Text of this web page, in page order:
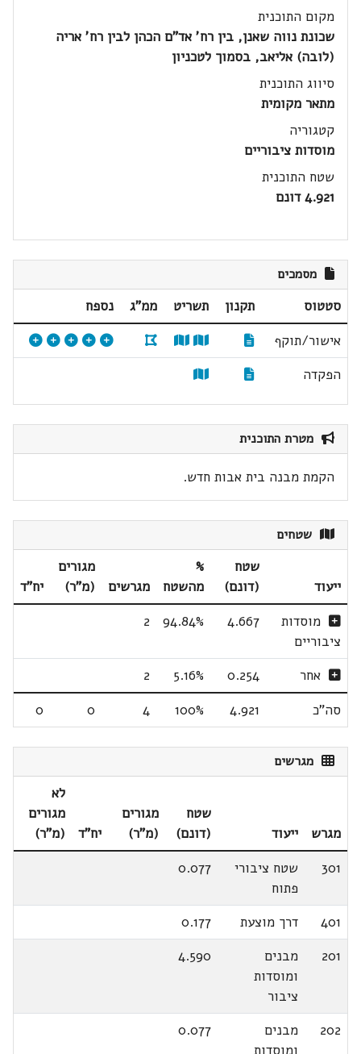
מקום התוכנית
שכונת נווה שאנן, בין רח' אד"ם הכהן לבין רח' אריה
(לובה) אליאב, בסמוך לטכניון
סיווג התוכנית
מתאר מקומית
קטגוריה
מוסדות ציבוריים
שטח התוכנית
4.921 דונם
מסמכים
סטטוס תקנון תשריט ממ"ג
נספח
אישור/תוקף
הפקדה
מטרת התוכנית
הקמת מבנה בית אבות חדש.
שטחים
ייעוד
שטח
(דונם)
%
מהשטח
מגרשים
מגורים
(מ"ר)
יח"ד
מוסדות
ציבוריים
4.667
94.84%
2
אחר 0.254
5.16%
2
סה"כ
4.921
100%
4
0
0
מגרשים
מגרש ייעוד
שטח
(דונם)
מגורים
(מ"ר)
יח"ד
לא
מגורים
(מ"ר)
301
שטח ציבורי
פתוח
0.077
401 דרך מוצעת
0.177
201
מבנים
ומוסדות
ציבור
4.590
202
מבנים
0.077